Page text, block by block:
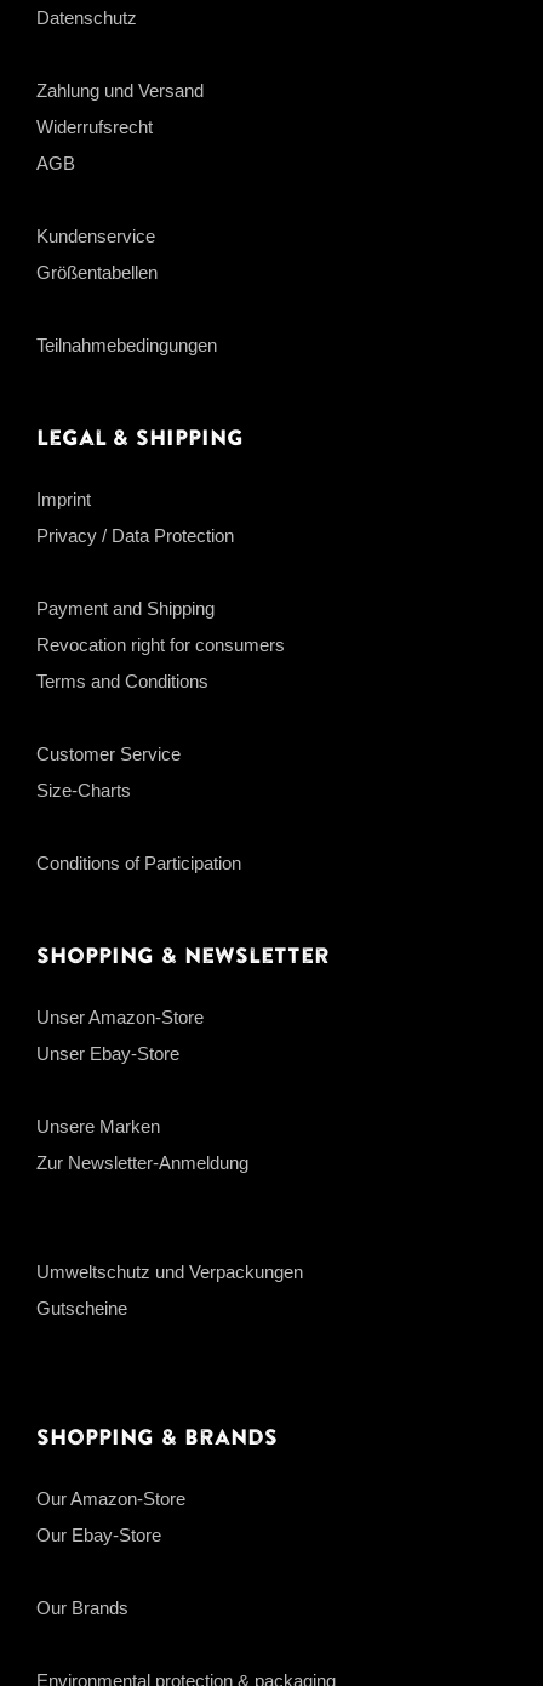
Datenschutz
Zahlung und Versand
Widerrufsrecht
AGB
Kundenservice
Größentabellen
Teilnahmebedingungen
Legal & Shipping
Imprint
Privacy / Data Protection
Payment and Shipping
Revocation right for consumers
Terms and Conditions
Customer Service
Size-Charts
Conditions of Participation
Shopping & Newsletter
Unser Amazon-Store
Unser Ebay-Store
Unsere Marken
Zur Newsletter-Anmeldung
Umweltschutz und Verpackungen
Gutscheine
Shopping & Brands
Our Amazon-Store
Our Ebay-Store
Our Brands
Environmental protection & packaging